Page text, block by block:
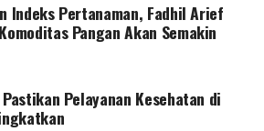
Indeks Pertanaman, Fadhil Arief
Pangan Akan Semakin
Pelayanan Kesehatan di